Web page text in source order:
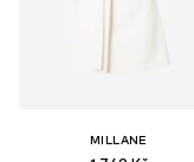
MILLANE